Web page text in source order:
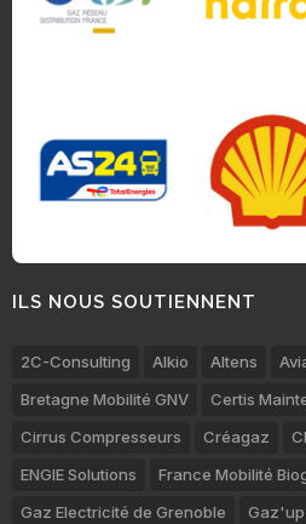
ILS NOUS SOUTIENNENT
2C-Consulting Alkio Altens
Bretagne Mobilité GNV
Certis
Cirrus Compresseurs
Créagaz
ENGIE Solutions
France Mobilité
Gaz Electricité de Grenoble
Gaz'up